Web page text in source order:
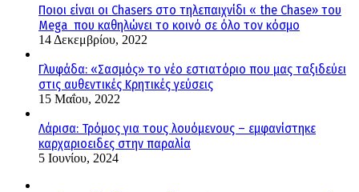
Ποιοι είναι οι Chasers στο τηλεπαιχνίδι « the Chase» του
Mega που καθηλώνει το κοινό σε όλο τον κόσμο
14 Δεκεμβρίου, 2022
Γλυφάδα: «Σασμός» το νέο εστιατόριο που μας ταξιδεύει
στις αυθεντικές Κρητικές γεύσεις
15 Μαΐου, 2022
Λάρισα: Τρόμος για τους λουόμενους – εμφανίστηκε
καρχαριοειδες στην παραλία
5 Ιουνίου, 2024